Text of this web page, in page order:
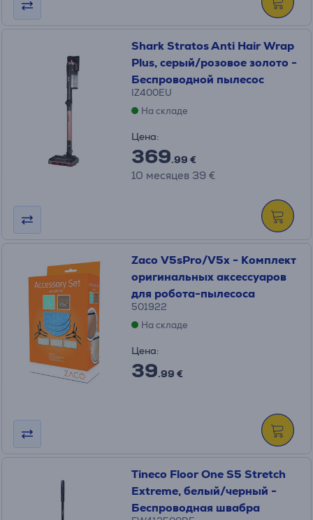
Shark Stratos Anti Hair Wrap
Plus, серый/розовое золото -
Беспроводной пылесос
IZ400EU
На складе
Цена:
369.99 €
10 месяцев 39 €
Zaco V5sPro/V5x - Комплект
оригинальных аксессуаров
для робота-пылесоса
501922
На складе
Цена:
39.99 €
Tineco Floor One S5 Stretch
Extreme, белый/черный -
Беспроводная швабра